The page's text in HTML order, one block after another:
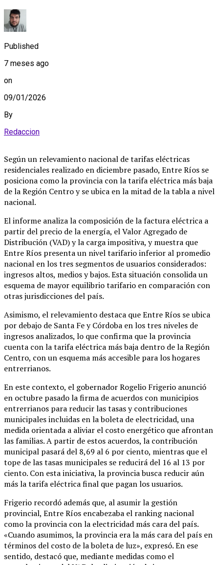
Published
7 meses ago
on
09/01/2026
By
Redaccion
Según un relevamiento nacional de tarifas eléctricas
residenciales realizado en diciembre pasado, Entre Ríos se
posiciona como la provincia con la tarifa eléctrica más baja
de la Región Centro y se ubica en la mitad de la tabla a nivel
nacional.
El informe analiza la composición de la factura eléctrica a
partir del precio de la energía, el Valor Agregado de
Distribución (VAD) y la carga impositiva, y muestra que
Entre Ríos presenta un nivel tarifario inferior al promedio
nacional en los tres segmentos de usuarios considerados:
ingresos altos, medios y bajos. Esta situación consolida un
esquema de mayor equilibrio tarifario en comparación con
otras jurisdicciones del país.
Asimismo, el relevamiento destaca que Entre Ríos se ubica
por debajo de Santa Fe y Córdoba en los tres niveles de
ingresos analizados, lo que confirma que la provincia
cuenta con la tarifa eléctrica más baja dentro de la Región
Centro, con un esquema más accesible para los hogares
entrerrianos.
En este contexto, el gobernador Rogelio Frigerio anunció
en octubre pasado la firma de acuerdos con municipios
entrerrianos para reducir las tasas y contribuciones
municipales incluidas en la boleta de electricidad, una
medida orientada a aliviar el costo energético que afrontan
las familias. A partir de estos acuerdos, la contribución
municipal pasará del 8,69 al 6 por ciento, mientras que el
tope de las tasas municipales se reducirá del 16 al 13 por
ciento. Con esta iniciativa, la provincia busca reducir aún
más la tarifa eléctrica final que pagan los usuarios.
Frigerio recordó además que, al asumir la gestión
provincial, Entre Ríos encabezaba el ranking nacional
como la provincia con la electricidad más cara del país.
«Cuando asumimos, la provincia era la más cara del país en
términos del costo de la boleta de luz», expresó. En ese
sentido, destacó que, mediante medidas como el